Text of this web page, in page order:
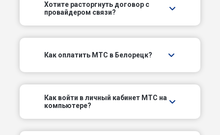
Тирлянский пер
Третий пер
Хотите расторгнуть договор с
провайдером связи?
Как оплатить МТС в Белорецк?
Как войти в личный кабинет МТС на
компьютере?